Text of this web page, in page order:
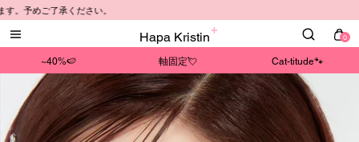
Hapa Kristin 0
~40%🍉 軸固定💘 Cat-titude🐾
ください。